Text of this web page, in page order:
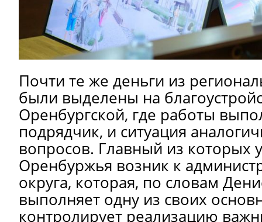
Почти те же деньги из
были выделены на
Оренбургской, где работы
подрядчик, и ситуация
вопросов. Главный из которых
Оренбуржья возник к
округа, которая, по словам
выполняет одну из своих
контролирует реализацию